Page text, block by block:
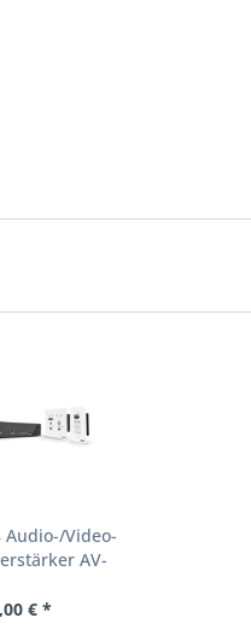
Audio-/Video-
AV-
(38288)
€ *